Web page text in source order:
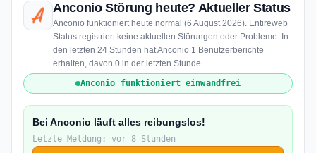
Anconio Störung heute? Aktueller Status
Anconio funktioniert heute normal (6 August 2026). Entireweb
Status registriert keine aktuellen Störungen oder Probleme. In
den letzten 24 Stunden hat Anconio 1 Benutzerberichte
erhalten, davon 0 in der letzten Stunde.
Anconio funktioniert einwandfrei
Bei Anconio läuft alles reibungslos!
Letzte Meldung: vor 8 Stunden